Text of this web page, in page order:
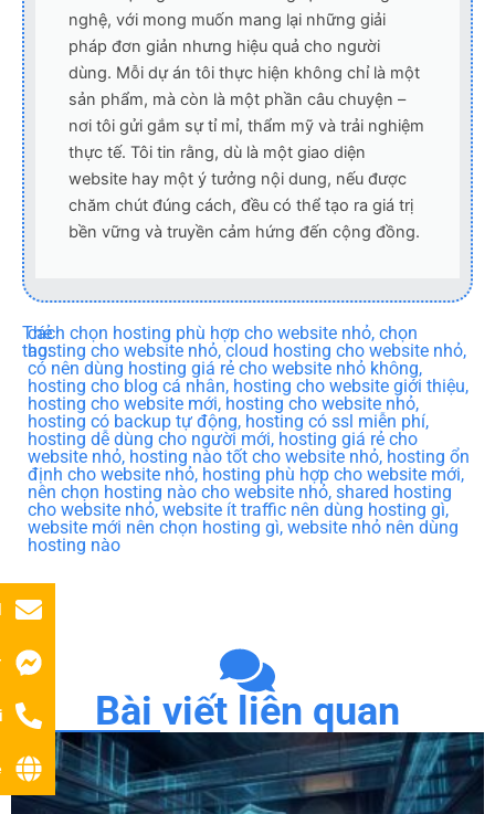
nghệ, với mong muốn mang lại những giải
pháp đơn giản nhưng hiệu quả cho người
dùng. Mỗi dự án tôi thực hiện không chỉ là một
sản phẩm, mà còn là một phần câu chuyện –
nơi tôi gửi gắm sự tỉ mỉ, thẩm mỹ và trải nghiệm
thực tế. Tôi tin rằng, dù là một giao diện
website hay một ý tưởng nội dung, nếu được
chăm chút đúng cách, đều có thể tạo ra giá trị
bền vững và truyền cảm hứng đến cộng đồng.
Thẻ
tag:
cách chọn hosting phù hợp cho website nhỏ,chọn
hosting cho website nhỏ,cloud hosting cho website nhỏ,
có nên dùng hosting giá rẻ cho website nhỏ không,
hosting cho blog cá nhân, hosting cho website giới thiệu,
hosting cho website mới, hosting cho website nhỏ,
hosting có backup tự động, hosting có ssl miễn phí,
hosting dễ dùng cho người mới, hosting giá rẻ cho
website nhỏ, hosting nào tốt cho website nhỏ, hosting ổn
định cho website nhỏ, hosting phù hợp cho website mới,
nên chọn hosting nào cho website nhỏ,shared hosting
cho website nhỏ,website ít traffic nên dùng hosting gì,
website mới nên chọn hosting gì,website nhỏ nên dùng
hosting nào
Bài viết liên quan